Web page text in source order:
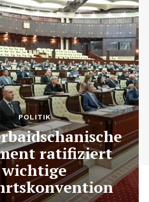
POLITIK
ratifiziert
wichtige